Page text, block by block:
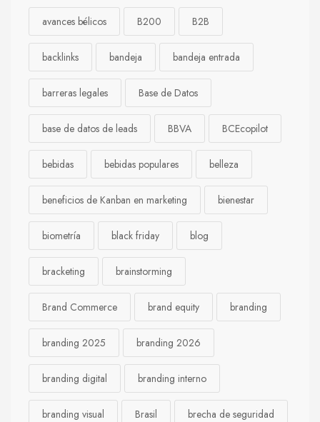
avances bélicos B200 B2B
backlinks bandeja bandeja entrada
barreras legales Base de Datos
base de datos de leads BBVA BCEcopilot
bebidas bebidas populares belleza
beneficios de Kanban en marketing bienestar
biometría black friday blog
bracketing brainstorming
Brand Commerce brand equity branding
branding 2025 branding 2026
branding digital branding interno
branding visual Brasil brecha de seguridad